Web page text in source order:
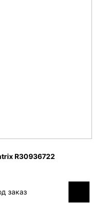
R30936722
заказ